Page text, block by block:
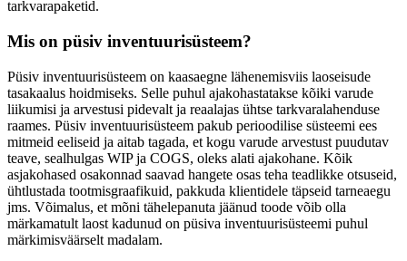
tarkvarapaketid.
Mis on püsiv inventuurisüsteem?
Püsiv inventuurisüsteem on kaasaegne lähenemisviis laoseisude
tasakaalus hoidmiseks. Selle puhul ajakohastatakse kõiki varude
liikumisi ja arvestusi pidevalt ja reaalajas ühtse tarkvaralahenduse
raames. Püsiv inventuurisüsteem pakub perioodilise süsteemi ees
mitmeid eeliseid ja aitab tagada, et kogu varude arvestust puudutav
teave, sealhulgas WIP ja COGS, oleks alati ajakohane. Kõik
asjakohased osakonnad saavad hangete osas teha teadlikke otsuseid,
ühtlustada tootmisgraafikuid, pakkuda klientidele täpseid tarneaegu
jms. Võimalus, et mõni tähelepanuta jäänud toode võib olla
märkamatult laost kadunud on püsiva inventuurisüsteemi puhul
märkimisväärselt madalam.